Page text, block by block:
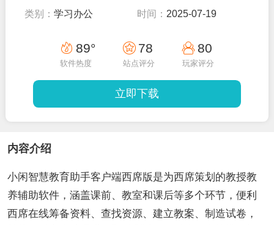
类别：学习办公 时间： 2025-07-19
89°
软件热度
78
站点评分
80
玩家评分
立即下载
内容介绍
小闲智慧教育助手客户端西席版是为西席策划的教授教
养辅助软件，涵盖课前、教室和课后等多个环节，便利
西席在线筹备资料、查找资源、建立教案、制造试卷，